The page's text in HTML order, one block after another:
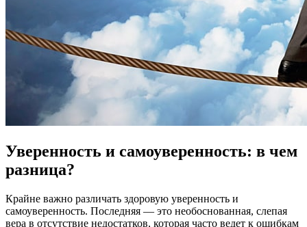
Уверенность и самоуверенность: в чем
разница?
Крайне важно различать здоровую уверенность и
самоуверенность. Последняя — это необоснованная, слепая
вера в отсутствие недостатков, которая часто ведет к ошибкам